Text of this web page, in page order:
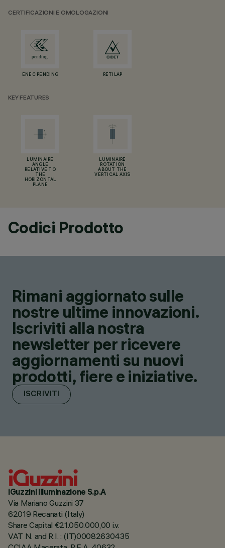
CERTIFICAZIONI E OMOLOGAZIONI
ENEC PENDING RETILAP
KEY FEATURES
LUMINAIRE
ANGLE
RELATIVE TO
THE
HORIZONTAL
PLANE
LUMINAIRE
ROTATION
ABOUT THE
VERTICAL AXIS
Codici Prodotto
Rimani aggiornato sulle
nostre ultime innovazioni.
Iscriviti alla nostra
newsletter per ricevere
aggiornamenti su nuovi
prodotti, fiere e iniziative.
ISCRIVITI
iGuzzini illuminazione S.p.A
Via Mariano Guzzini 37
62019 Recanati (Italy)
Share Capital €21.050.000,00 i.v.
VAT N. and R.I. : (IT)00082630435